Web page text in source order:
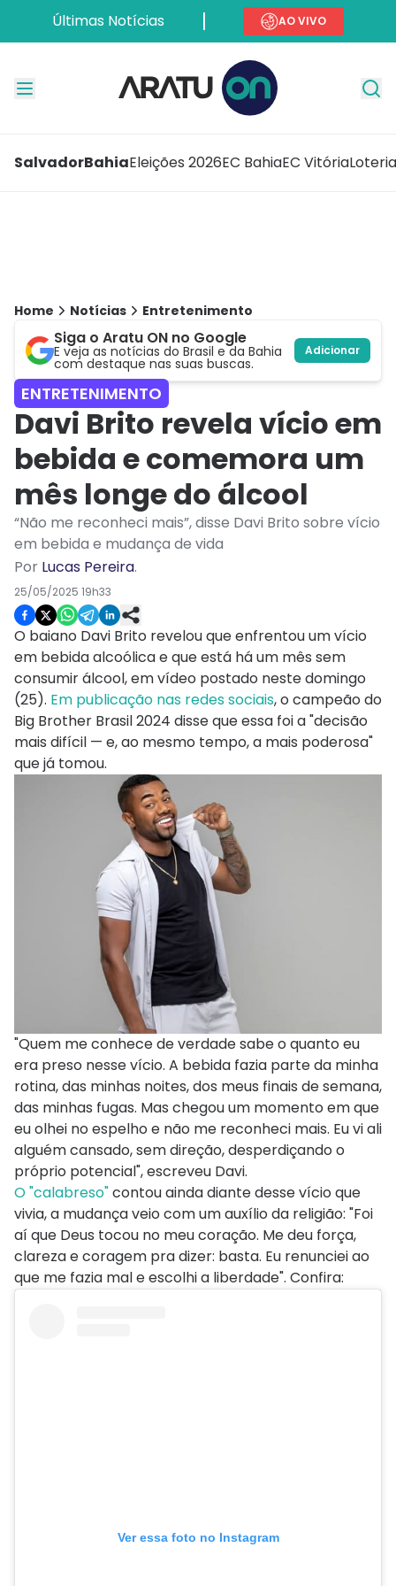
Últimas Notícias AO VIVO
SalvadorBahiaEleições 2026EC BahiaEC Vitória
Home Notícias Entretenimento
Siga o Aratu ON no Google
E veja as notícias do Brasil e da Bahia
com destaque nas suas buscas.
Adicionar
ENTRETENIMENTO
Davi Brito revela vício em
bebida e comemora um
mês longe do álcool
“Não me reconheci mais”, disse Davi Brito sobre vício
em bebida e mudança de vida
Por Lucas Pereira.
25/05/2025 19h33
O baiano Davi Brito revelou que enfrentou um vício
em bebida alcoólica e que está há um mês sem
consumir álcool, em vídeo postado neste domingo
(25). Em publicação nas redes sociais, o campeão do
Big Brother Brasil 2024 disse que essa foi a "decisão
mais difícil — e, ao mesmo tempo, a mais poderosa"
que já tomou.
"Quem me conhece de verdade sabe o quanto eu
era preso nesse vício. A bebida fazia parte da minha
rotina, das minhas noites, dos meus finais de semana,
das minhas fugas. Mas chegou um momento em que
eu olhei no espelho e não me reconheci mais. Eu vi ali
alguém cansado, sem direção, desperdiçando o
próprio potencial", escreveu Davi.
O "calabreso"contou ainda diante desse vício que
vivia, a mudança veio com um auxílio da religião: "Foi
aí que Deus tocou no meu coração. Me deu força,
clareza e coragem pra dizer: basta. Eu renunciei ao
que me fazia mal e escolhi a liberdade". Confira:
Ver essa foto no Instagram